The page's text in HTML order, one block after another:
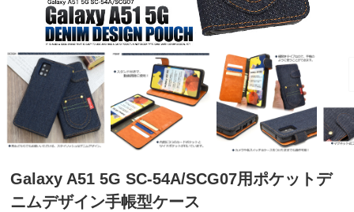
Galaxy A51 5G SC-54A/SCG07用ポケットデ
ニムデザイン手帳型ケース